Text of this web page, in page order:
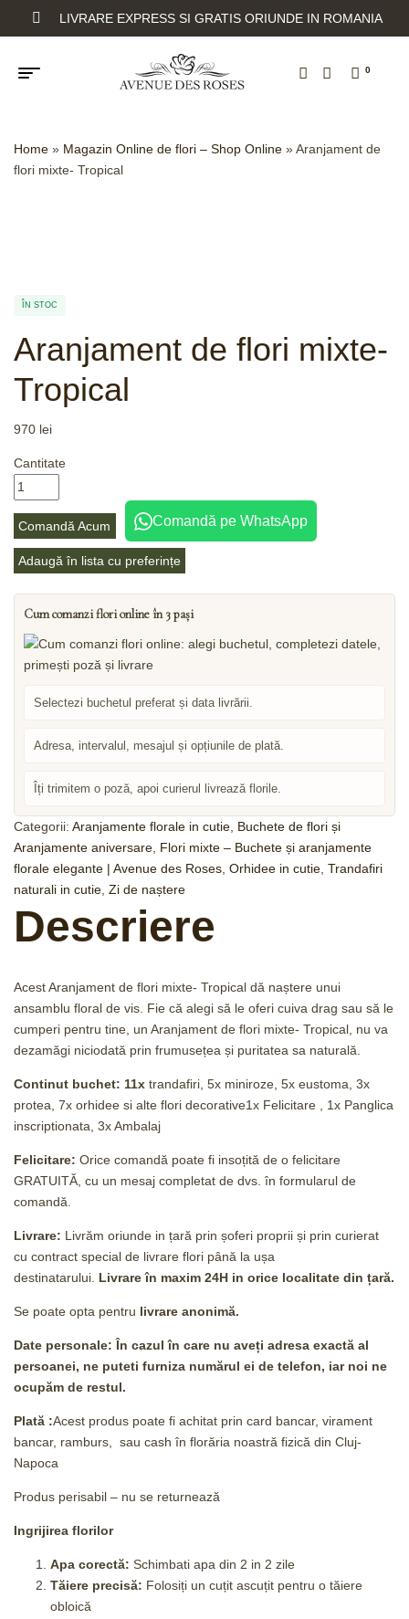
LIVRARE EXPRESS SI GRATIS ORIUNDE IN ROMANIA
0
Home » Magazin Online de flori – Shop Online »Aranjament de
flori mixte- Tropical
ÎN STOC
Aranjament de flori mixte-
Tropical
970 lei
Cantitate
Comandă Acum Comandă pe WhatsApp
Adaugă în lista cu preferințe
Cum comanzi flori online în 3 pași
Selectezi buchetul preferat și data livrării.
Adresa, intervalul, mesajul și opțiunile de plată.
Îți trimitem o poză, apoi curierul livrează florile.
Categorii: Aranjamente florale in cutie Buchete de flori și
Aranjamente aniversare Flori mixte – Buchete și aranjamente
florale elegante | Avenue des Roses Orhidee in cutie Trandafiri
naturali in cutie Zi de naștere
Descriere
Acest Aranjament de flori mixte- Tropical dă naștere unui
ansamblu floral de vis. Fie că alegi să le oferi cuiva drag sau să le
cumperi pentru tine, un Aranjament de flori mixte- Tropical, nu va
dezamăgi niciodată prin frumusețea și puritatea sa naturală.
Continut buchet: 11x trandafiri, 5x miniroze, 5x eustoma, 3x
protea, 7x orhidee si alte flori decorative1x Felicitare , 1x Panglica
inscriptionata, 3x Ambalaj
Felicitare: Orice comandă poate fi insoțită de o felicitare
GRATUITĂ, cu un mesaj completat de dvs. în formularul de
comandă.
Livrare: Livrăm oriunde in țară prin șoferi proprii și prin curierat
cu contract special de livrare flori până la ușa
destinatarului. Livrare în maxim 24H in orice localitate din țară.
Se poate opta pentru livrare anonimă.
Date personale: În cazul în care nu aveți adresa exactă al
persoanei, ne puteti furniza numărul ei de telefon, iar noi ne
ocupăm de restul.
Plată :Acest produs poate fi achitat prin card bancar, virament
bancar, ramburs, sau cash în florăria noastră fizică din Cluj-
Napoca
Produs perisabil – nu se returnează
Ingrijirea florilor
Apa corectă: Schimbati apa din 2 in 2 zile
Tăiere precisă: Folosiți un cuțit ascuțit pentru o tăiere
obloică